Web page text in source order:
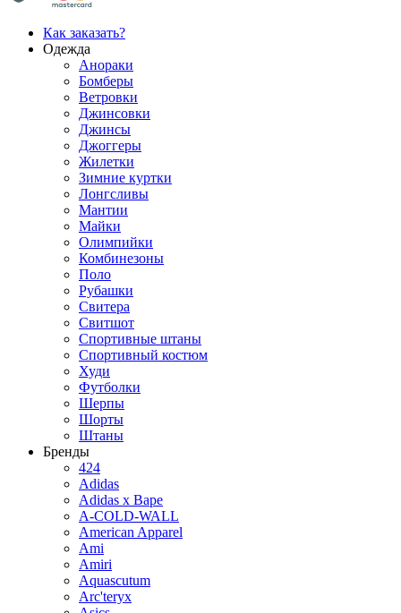
Как заказать?
Одежда
Анораки
Бомберы
Ветровки
Джинсовки
Джинсы
Джоггеры
Жилетки
Зимние куртки
Лонгсливы
Мантии
Майки
Олимпийки
Комбинезоны
Поло
Рубашки
Свитера
Свитшот
Спортивные штаны
Спортивный костюм
Худи
Футболки
Шерпы
Шорты
Штаны
Бренды
424
Adidas
Adidas x Bape
A-COLD-WALL
American Apparel
Ami
Amiri
Aquascutum
Arc'teryx